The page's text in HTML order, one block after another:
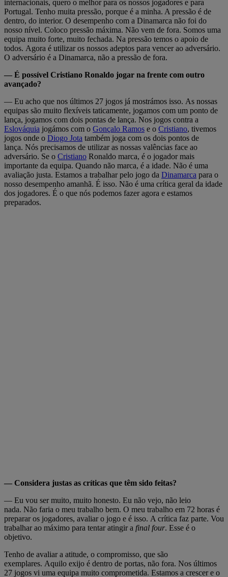
internacionais, quero o melhor para os nossos jogadores e para
Portugal. Tenho muita pressão, porque é a minha. A pressão é de
dentro, do interior. O desempenho com a Dinamarca não foi do
nosso nível. Coloco pressão máxima. Não vem de fora. Somos uma
equipa muito forte, muito fechada. Na pressão temos o apoio de
todos. Agora é utilizar os nossos adeptos para vencer ao adversário.
O adversário é a Dinamarca, não a pressão de fora.
— É possível Cristiano Ronaldo jogar na frente com outro
avançado?
— Eu acho que nos últimos 27 jogos já mostrámos isso. As nossas
equipas são muito flexíveis taticamente, jogamos com um ponto de
lança, jogamos com dois pontas de lança. Nos jogos contra a
Eslováquia jogámos com o Gonçalo Ramos e o Cristiano, tivemos
jogos onde o Diogo Jota também joga com os dois pontos de
lança. Nós precisamos de utilizar as nossas valências face ao
adversário. Se o Cristiano Ronaldo marca, é o jogador mais
importante da equipa. Quando não marca, é a idade. Não é uma
avaliação justa. Estamos a trabalhar pelo jogo da Dinamarca para o
nosso desempenho amanhã. É isso. Não é uma crítica geral da idade
dos jogadores. É o que nós podemos fazer agora e estamos
preparados.
— Considera justas as críticas que têm sido feitas?
— Eu vou ser muito, muito honesto. Eu não vejo, não leio
nada. Não faria o meu trabalho bem. O meu trabalho em 72 horas é
preparar os jogadores, avaliar o jogo e é isso. A crítica faz parte. Vou
trabalhar ao máximo para tentar atingir a final four. Esse é o
objetivo.
Tenho de avaliar a atitude, o compromisso, que são
exemplares. Aquilo exijo é dentro de portas, não fora. Nos últimos
27 jogos vi uma equipa muito comprometida. Estamos a crescer e o